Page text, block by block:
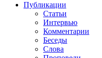
Публикации
Статьи
Интервью
Комментарии
Беседы
Слова